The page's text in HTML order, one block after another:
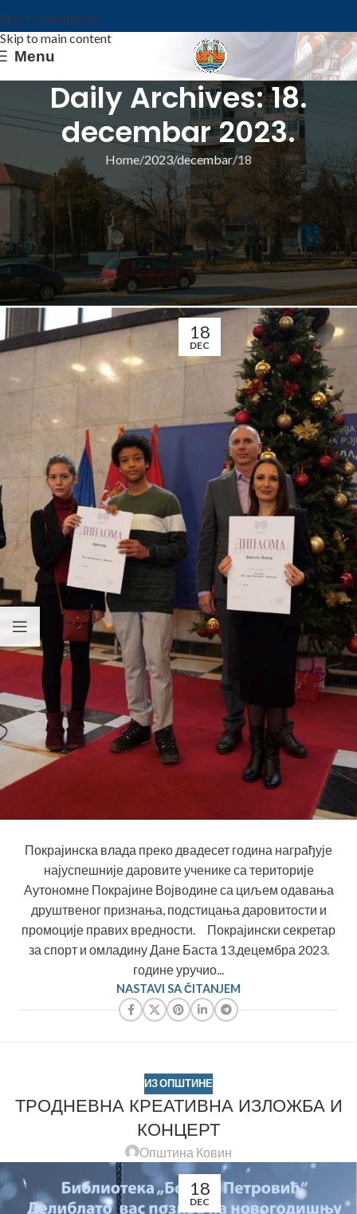
Skip to navigation
Skip to main content
Menu
Daily Archives: 18.
decembar 2023.
Home 2023 decembar 18
ИЗ ОПШТИНЕ
ПРИЗНАЊЕ ПОКРАЈИНСКЕ ВЛАДЕ
„ТАЛЕНТИ 2023“ ШКОЛСКОМ ОРКЕСТРУ
ИЗ МРАМОРКА И ПРОФЕСОРКИ
ВИОЛЕТИ ПОМАР
Општина Ковин
18
DEC
Покрајинска влада преко двадесет година награђује
најуспешније даровите ученике са територије
Аутономне Покрајине Војводине са циљем одавања
друштвеног признања, подстицања даровитости и
промоције правих вредности. Покрајински секретар
за спорт и омладину Дане Баста 13.децембра 2023.
године уручио...
NASTAVI SA ČITANJEM
ИЗ ОПШТИНЕ
ТРОДНЕВНА КРЕАТИВНА ИЗЛОЖБА И
КОНЦЕРТ
Општина Ковин
18
DEC